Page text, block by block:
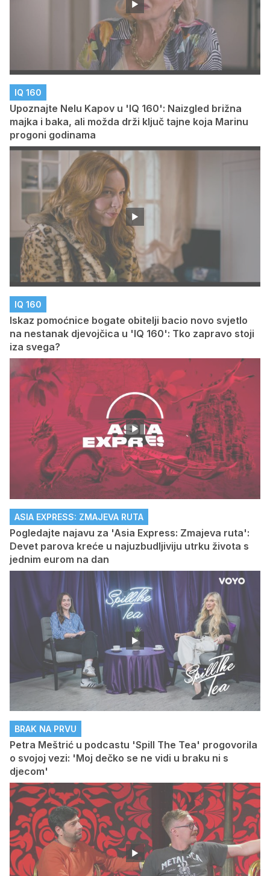
IQ 160
Upoznajte Nelu Kapov u 'IQ 160': Naizgled brižna
majka i baka, ali možda drži ključ tajne koja Marinu
progoni godinama
IQ 160
Iskaz pomoćnice bogate obitelji bacio novo svjetlo
na nestanak djevojčica u 'IQ 160': Tko zapravo stoji
iza svega?
ASIA EXPRESS: ZMAJEVA RUTA
Pogledajte najavu za 'Asia Express: Zmajeva ruta':
Devet parova kreće u najuzbudljiviju utrku života s
jednim eurom na dan
BRAK NA PRVU
Petra Meštrić u podcastu 'Spill The Tea' progovorila
o svojoj vezi: 'Moj dečko se ne vidi u braku ni s
djecom'